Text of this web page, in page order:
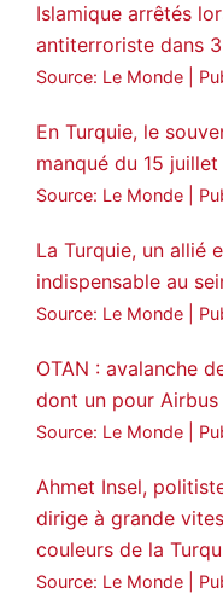
Islamique arrêtés
antiterroriste dans
Source: Le Monde
En Turquie, le
manqué du 15 juillet
Source: Le Monde
La Turquie, un allié
indispensable au
Source: Le Monde
OTAN : avalanche
dont un pour Airbus
Source: Le Monde
Ahmet Insel,
dirige à grande
couleurs de la
Source: Le Monde